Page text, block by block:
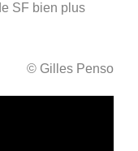
SF bien plus
© Gilles Penso